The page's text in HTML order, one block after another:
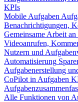
KPIs
Mobile Aufgaben
Benachrichtigungen,
Gemeinsame Arbeit an
Videoanrufen,
Nutzern und
Automatisierung
Aufgabenerstellung
CoPilot in Aufgaben
Alle Funktionen von